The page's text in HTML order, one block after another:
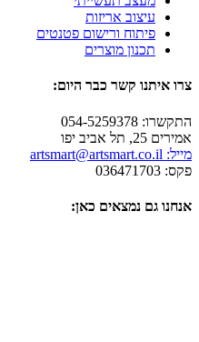
עיצוב אריזות
פיתוח ורישום פטנטים
תכנון מוצרים
צרו איתנו קשר כבר היום:
התקשרו: 054-5259378
אמירים 25, תל אביב יפו
מייל: artsmart@artsmart.co.il
פקס: 036471703
אנחנו גם נמצאים כאן: